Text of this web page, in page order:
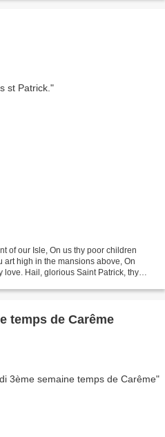
of our Isle, On us thy poor children
art high in the mansions above, On
love. Hail, glorious Saint Patrick, thy
temps de Carême